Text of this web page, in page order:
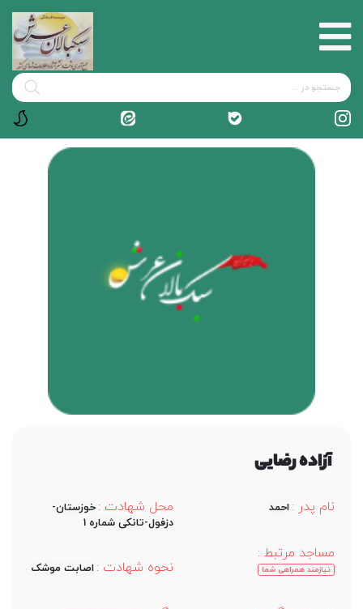
آزاده رضایی
نام پدر : احمد
مساجد مرتبط :
نیازمند همراهی شما
محل شهادت : خوزستان-
دزفول-تانکی شماره 1
نحوه شهادت : اصابت موشک